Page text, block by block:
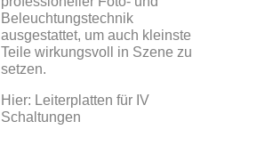
Beleuchtungstechnik
ausgestattet, um auch kleinste
Teile wirkungsvoll in Szene zu
setzen.
Hier: Leiterplatten für IV
Schaltungen